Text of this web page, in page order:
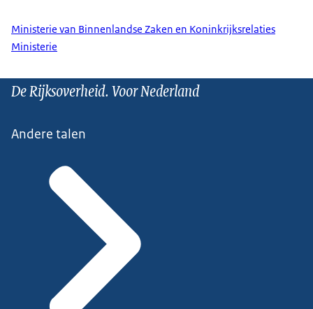
Ministerie van Binnenlandse Zaken en Koninkrijksrelaties
Ministerie
De Rijksoverheid. Voor Nederland
Andere talen